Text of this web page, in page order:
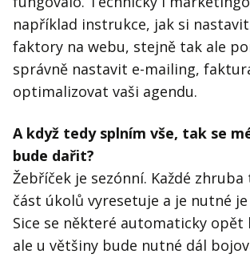
například instrukce, jak si
faktory na webu, stejně tak ale
správně nastavit e-mailing,
optimalizovat vaši agendu.
A když tedy splním vše, tak se
bude dařit?
Žebříček je sezónní. Každé
část úkolů vyresetuje a je nutné
Sice se některé automaticky opět
ale u většiny bude nutné dál